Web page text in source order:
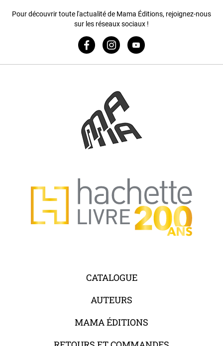
Pour découvrir toute l'actualité de Mama Éditions, rejoignez-nous
sur les réseaux sociaux !
CATALOGUE
AUTEURS
MAMA ÉDITIONS